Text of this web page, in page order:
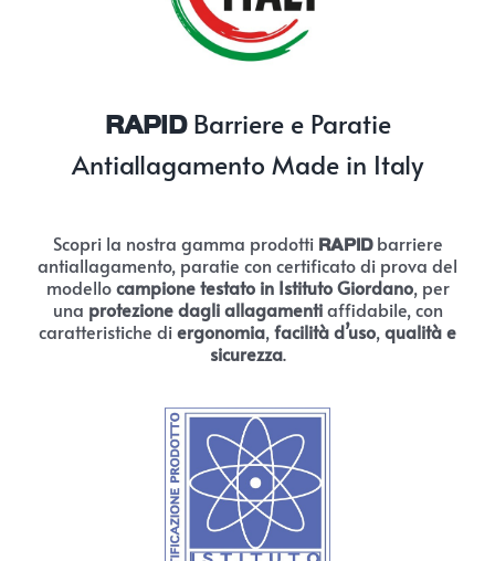
RAPIDBarriere e Paratie
Antiallagamento Made in Italy
Scopri la nostra gamma prodotti RAPIDbarriere
antiallagamento, paratie con certificato di prova del
modellocampione testato in Istituto Giordano, per
una protezione dagli allagamentiaffidabile, con
caratteristiche diergonomia, facilità d’uso, qualità e
sicurezza.